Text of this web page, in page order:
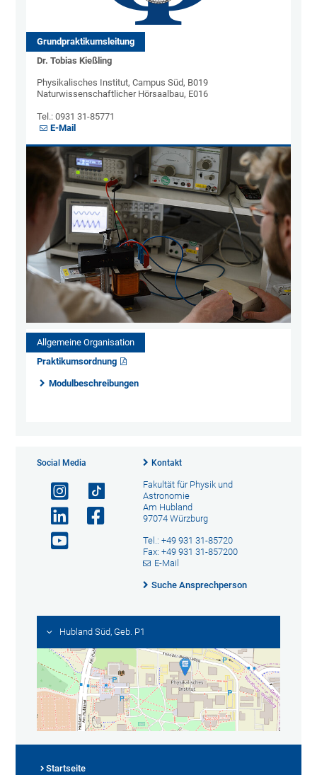
Grundpraktikumsleitung
Dr. Tobias Kießling
Physikalisches Institut, Campus Süd, B019
Naturwissenschaftlicher Hörsaalbau, E016
Tel.: 0931 31-85771
E-Mail
Allgemeine Organisation
Praktikumsordnung
Modulbeschreibungen
Social Media Kontakt
Fakultät für Physik und
Astronomie
Am Hubland
97074 Würzburg
Tel.: +49 931 31-85720
Fax: +49 931 31-857200
E-Mail
Suche Ansprechperson
Hubland Süd, Geb. P1
Startseite